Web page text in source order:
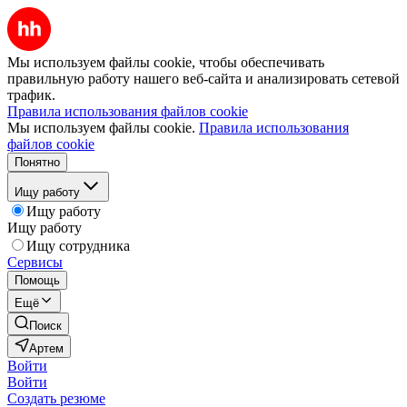
Мы используем файлы cookie, чтобы обеспечивать
правильную работу нашего веб-сайта и анализировать сетевой
трафик.
Правила использования файлов cookie
Мы используем файлы cookie. Правила использования
файлов cookie
Понятно
Ищу работу
Ищу работу
Ищу работу
Ищу сотрудника
Сервисы
Помощь
Ещё
Поиск
Артем
Войти
Войти
Создать резюме